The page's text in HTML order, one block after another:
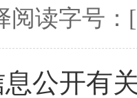
阅读字号
公开有